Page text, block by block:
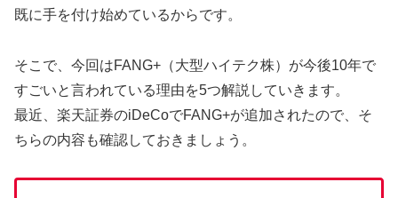
既に手を付け始めているからです。
そこで、今回はFANG+（大型ハイテク株）が今後10年で
すごいと言われている理由を5つ解説していきます。
最近、楽天証券のiDeCoでFANG+が追加されたので、そ
ちらの内容も確認しておきましょう。